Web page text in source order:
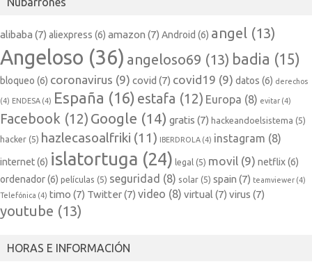
alibaba (7) aliexpress (6) amazon (7) Android (6) angel (13)
Angeloso (36) angeloso69 (13) badia (15)
bloqueo (6) coronavirus (9) covid (7) covid19 (9) datos (6) derechos
(4) ENDESA (4) España (16) estafa (12) Europa (8) evitar (4)
Facebook (12) Google (14) gratis (7) hackeandoelsistema (5)
hacker (5) hazlecasoalfriki (11) IBERDROLA (4) instagram (8)
internet(6) islatortuga (24) legal (5) movil (9) netflix(6)
ordenador(6) películas (5) seguridad (8) solar (5) spain (7) teamviewer (4)
Telefónica (4) timo (7) Twitter(7) video (8) virtual (7) virus (7)
youtube (13)
HORAS E INFORMACIÓN